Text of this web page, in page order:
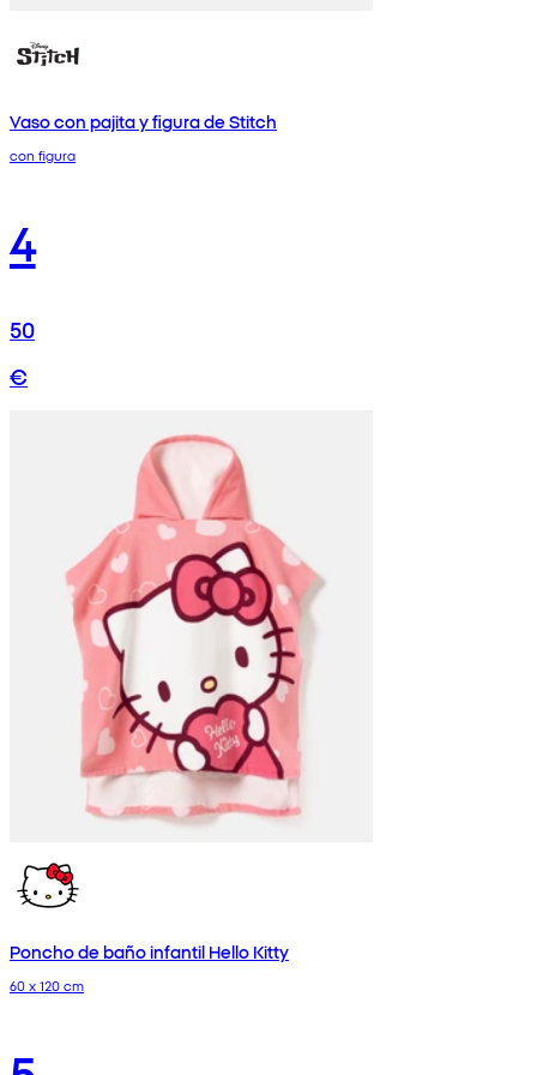
Vaso con pajita y figura de Stitch
con figura
4
50
€
Poncho de baño infantil Hello Kitty
60 x 120 cm